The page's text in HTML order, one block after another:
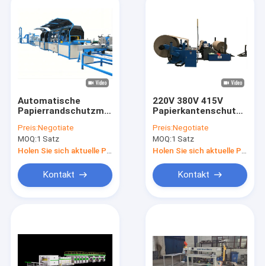
Automatische
Papierrandschutzmaschine
Hochgeschwindigkeit
70 m/min
Preis:Negotiate
MOQ:1 Satz
Kontakt
220V 380V 415V
Kraftpapierschneider
Rewinder
Preis:Negotiate
MOQ:1 Satz
Kontakt